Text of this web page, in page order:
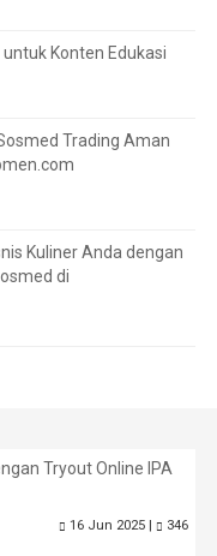
Konten Edukasi
Trading Aman
Kuliner Anda dengan
di
Tryout Online IPA
16 Jun 2025 | 346